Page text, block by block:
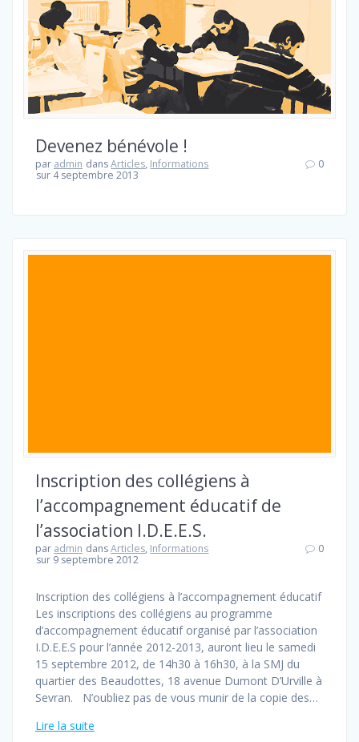
Devenez bénévole !
par admin dansArticles, Informations
sur 4 septembre 2013
0
Inscription des collégiens à
l’accompagnement éducatif de
l’association I.D.E.E.S.
par admin dansArticles, Informations
sur 9 septembre 2012
0
Inscription des collégiens à l’accompagnement éducatif
Les inscriptions des collégiens au programme
d’accompagnement éducatif organisé par l’association
I.D.E.E.S pour l’année 2012-2013, auront lieu le samedi
15 septembre 2012, de 14h30 à 16h30, à la SMJ du
quartier des Beaudottes, 18 avenue Dumont D’Urville à
Sevran. N’oubliez pas de vous munir de la copie des…
Lire la suite